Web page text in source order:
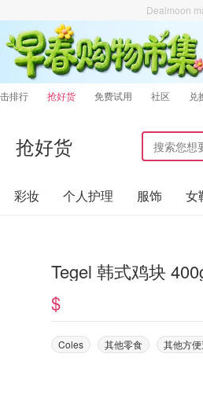
Dealmoon
排行 抢好货 免费试用 社区 兑
抢好货
彩妆 个人护理 服饰 女
Tegel 韩式鸡块
$
Coles 其他零食 其他方